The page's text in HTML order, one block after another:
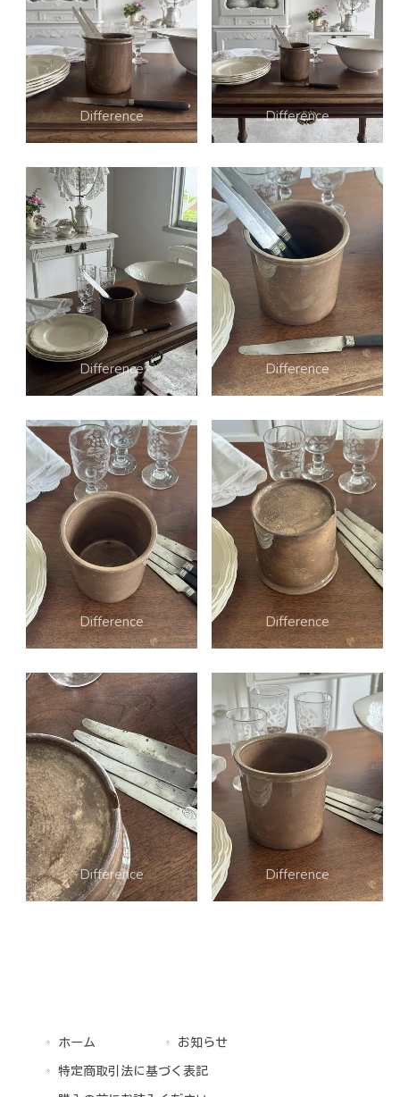
ホーム
お知らせ
特定商取引法に基づく表記